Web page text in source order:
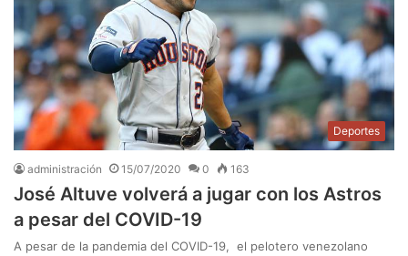
Deportes
administración 15/07/2020 0 163
José Altuve volverá a jugar con los Astros
a pesar del COVID-19
A pesar de la pandemia del COVID-19, el pelotero venezolano